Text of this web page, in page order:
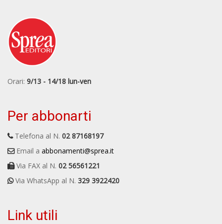
Orari: 9/13 - 14/18 lun-ven
Per abbonarti
Telefona al N. 02 87168197
Email a abbonamenti@sprea.it
Via FAX al N. 02 56561221
Via WhatsApp al N. 329 3922420
Link utili